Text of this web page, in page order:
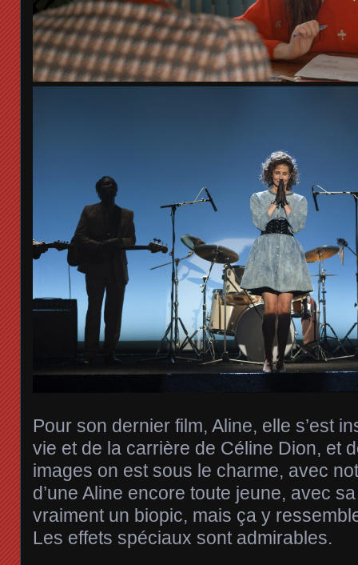
Pour son dernier film, Aline, elle s’est
vie et de la carrière de Céline Dion, et
images on est sous le charme, avec
d’une Aline encore toute jeune, avec
vraiment un biopic, mais ça y
Les effets spéciaux sont admirables.